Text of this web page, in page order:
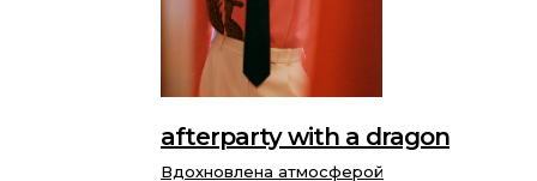
Вдохновлена атмосферой
afterparty with a dragon